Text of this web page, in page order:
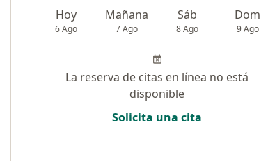
Hoy
6 Ago
Mañana
7 Ago
Sáb
8 Ago
Dom
9 Ago
La reserva de citas en línea no está
disponible
Solicita una cita